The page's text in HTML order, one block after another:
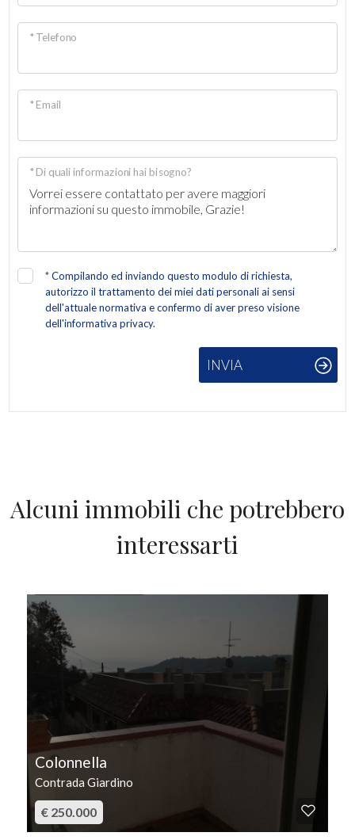
* Telefono
* Email
* Di quali informazioni hai bisogno?
*Compilando ed inviando questo modulo di richiesta,
autorizzo il trattamento dei miei dati personali ai sensi
dell'attuale normativa e confermo di aver preso visione
dell'informativa privacy.
INVIA
Alcuni immobili che potrebbero
interessarti
Colonnella
Contrada Giardino
€ 250.000